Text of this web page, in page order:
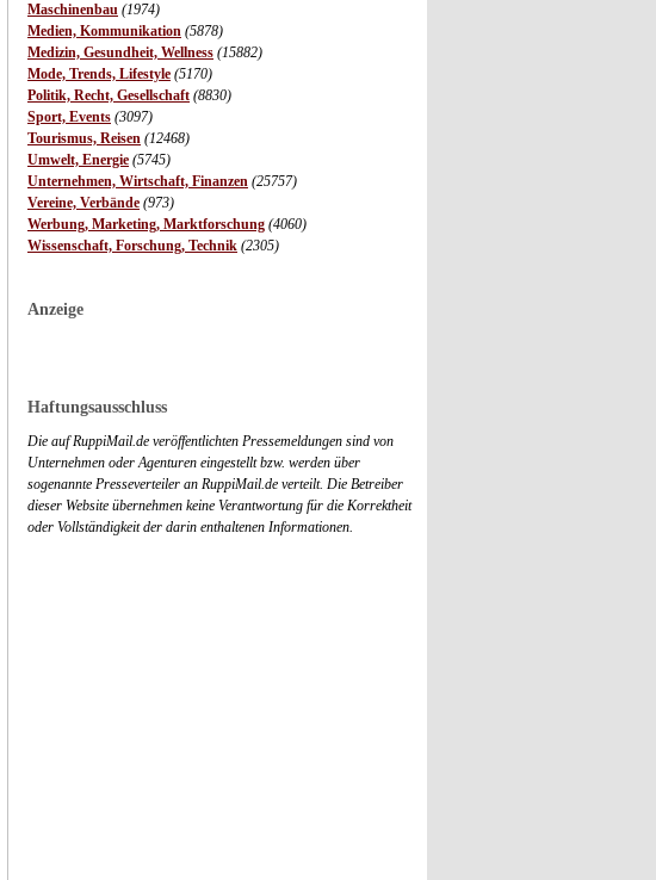
Maschinenbau (1974)
Medien, Kommunikation (5878)
Medizin, Gesundheit, Wellness (15882)
Mode, Trends, Lifestyle (5170)
Politik, Recht, Gesellschaft (8830)
Sport, Events (3097)
Tourismus, Reisen (12468)
Umwelt, Energie (5745)
Unternehmen, Wirtschaft, Finanzen (25757)
Vereine, Verbände (973)
Werbung, Marketing, Marktforschung (4060)
Wissenschaft, Forschung, Technik (2305)
Anzeige
Haftungsausschluss
Die auf RuppiMail.de veröffentlichten Pressemeldungen sind von
Unternehmen oder Agenturen eingestellt bzw. werden über
sogenannte Presseverteiler an RuppiMail.de verteilt. Die Betreiber
dieser Website übernehmen keine Verantwortung für die Korrektheit
oder Vollständigkeit der darin enthaltenen Informationen.